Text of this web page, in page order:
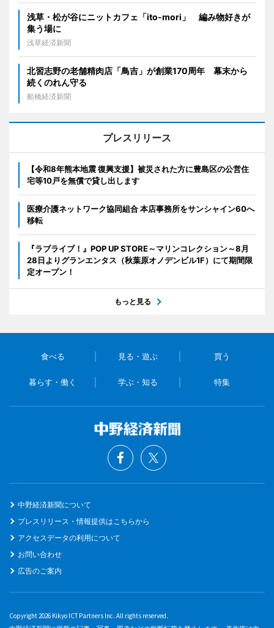
浅草・松が谷にニットカフェ「ito-mori」 編み物好きが
集う場に
浅草経済新聞
北習志野の老舗精肉店「鳥吉」が創業170周年 幕末から
続くのれん守る
船橋経済新聞
プレスリリース
【令和8年熊本地震 復興支援】被災された方に豊島区の公営住
宅等10戸を無償で貸し出します
医療介護ネットワーク協同組合 本店事務所をサンシャイン60へ
移転
『ラブライブ！』POP UP STORE～マリンコレクション～8月
28日よりグランエンタス（秋葉原オノデンビル1F）にて期間限
定オープン！
もっと見る
食べる 見る・遊ぶ 買う
暮らす・働く 学ぶ・知る 特集
中野経済新聞について
プレスリリース・情報提供はこちらから
アクセスデータの利用について
お問い合わせ
広告のご案内
Copyright 2026 Kikyo ICT Partners Inc. All rights reserved.